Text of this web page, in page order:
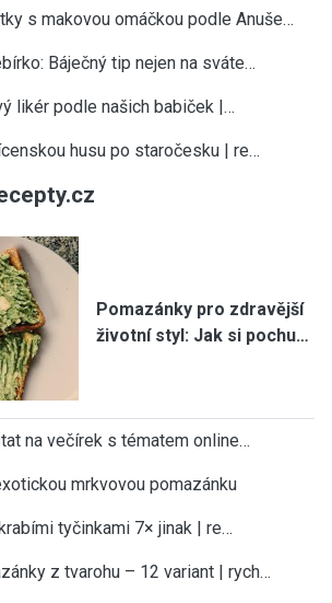
s makovou omáčkou podle Anuše…
Báječný tip nejen na sváte…
likér podle našich babiček |…
husu po staročesku | re…
Pomazánky pro zdravější
životní styl: Jak si pochu…
na večírek s tématem online…
mrkvovou pomazánku
tyčinkami 7× jinak | re…
z tvarohu – 12 variant | rych…